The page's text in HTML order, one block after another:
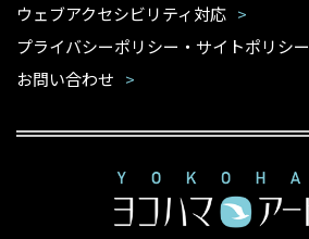
ウェブアクセシビリティ対応
プライバシーポリシー・サイトポリシー
お問い合わせ